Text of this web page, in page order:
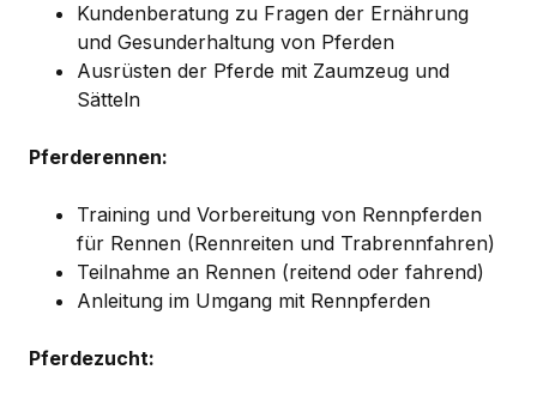
Kundenberatung zu Fragen der Ernährung
und Gesunderhaltung von Pferden
Ausrüsten der Pferde mit Zaumzeug und
Sätteln
Pferderennen:
Training und Vorbereitung von Rennpferden
für Rennen (Rennreiten und Trabrennfahren)
Teilnahme an Rennen (reitend oder fahrend)
Anleitung im Umgang mit Rennpferden
Pferdezucht: